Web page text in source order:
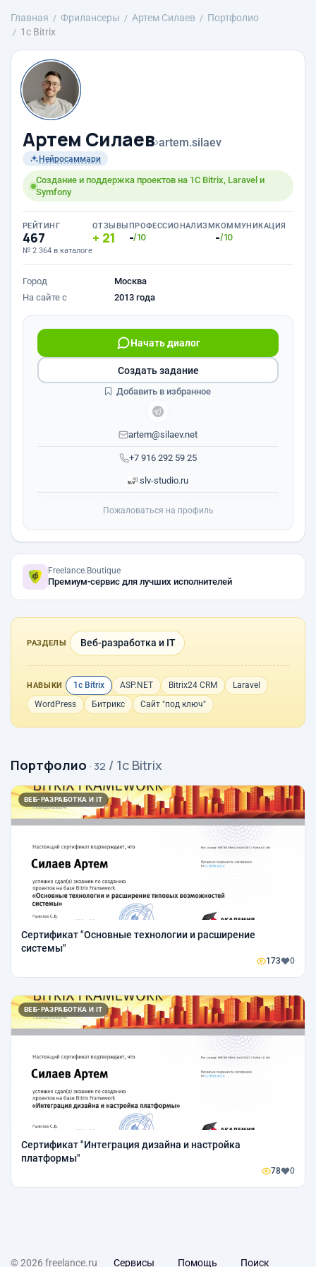
Главная Фрилансеры Артем Силаев
Портфолио
1с Bitrix
Артем Силаев›artem.silaev
Нейросаммари
Создание и поддержка проектов на 1С Bitrix, Laravel и
Symfony
РЕЙТИНГ
467
№ 2 364 в каталоге
ОТЗЫВЫ
21
ПРОФЕССИОНАЛИЗМ
-/10
КОММУНИКАЦИЯ
-/10
Город
Москва
На сайте с
2013 года
+7 916 292 59 25
Начать диалог
artem@silaev.net
slv-studio.ru
Создать задание
Добавить в избранное
Пожаловаться на профиль
Freelance.Boutique
Премиум-сервис для лучших исполнителей
РАЗДЕЛЫ Веб-разработка и IT
НАВЫКИ 1с Bitrix ASP.NET Bitrix24 CRM
Laravel
WordPress
Битрикс Сайт "под ключ"
Портфолио · 32 / 1с Bitrix
ВЕБ-РАЗРАБОТКА И IT
Сертификат "Основные технологии и расширение
системы"
173 0
ВЕБ-РАЗРАБОТКА И IT
Сертификат "Интеграция дизайна и настройка
платформы"
78 0
© 2026 freelance.ru Сервисы Помощь Поиск